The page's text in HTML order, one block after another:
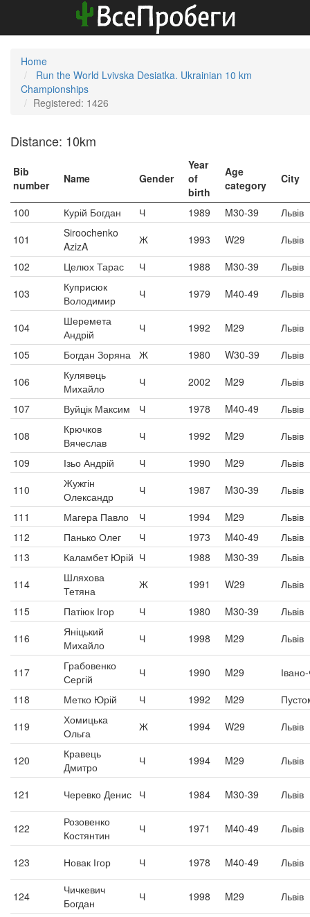
Home
Run the World Lvivska Desiatka. Ukrainian 10 km
Championships
Registered: 1426
Distance: 10km
Bib
number
Name Gender
Year
of
birth
Age
category
City
100 Курій Богдан Ч 1989 M30-39
Львів
101
Siroochenko
AzizA
Ж 1993 W29
Львів
102
Целюх Тарас Ч 1988 M30-39
Львів
103
Куприсюк
Володимир
Ч 1979 M40-49 Львів
104
Шеремета
Андрій
Ч 1992 M29
Львів
105
Богдан Зоряна Ж 1980 W30-39
Львів
106
Кулявець
Михайло
Ч 2002 M29
Львів
107
Вуйцік Максим Ч 1978 M40-49
Львів
108
Крючков
Вячеслав
Ч 1992 M29
Львів
109
Ізьо Андрій Ч 1990 M29
Львів
110
Жужгін
Олександр
Ч 1987 M30-39
Львів
111
Магера Павло Ч 1994 M29
Львів
112
Панько Олег Ч 1973 M40-49
Львів
113
Каламбет Юрій Ч 1988 M30-39
Львів
114
Шляхова
Тетяна
Ж 1991 W29
Львів
115
Патіюк Ігор Ч 1980 M30-39
Львів
116
Яніцький
Михайло
Ч 1998 M29 Львів
117
Грабовенко
Сергій
Ч 1990 M29
118
Метко Юрій Ч 1992 M29
119
Хомицька
Ольга
Ж 1994 W29 Львів
120
Кравець
Дмитро
Ч 1994 M29 Львів
121 Черевко Денис Ч 1984 M30-39 Львів
122
Розовенко
Костянтин
Ч 1971 M40-49 Львів
123 Новак Ігор Ч 1978 M40-49 Львів
124
Чичкевич
Богдан
Ч 1998 M29 Львів